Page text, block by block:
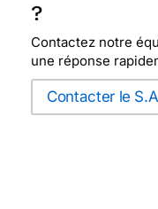
?
Contactez notre
une réponse
Contacter le